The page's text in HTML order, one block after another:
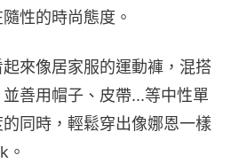
性的時尚態度。
來像居家服的運動褲，混搭
善用帽子、皮帶...等中性單
同時，輕鬆穿出像娜恩一樣
。